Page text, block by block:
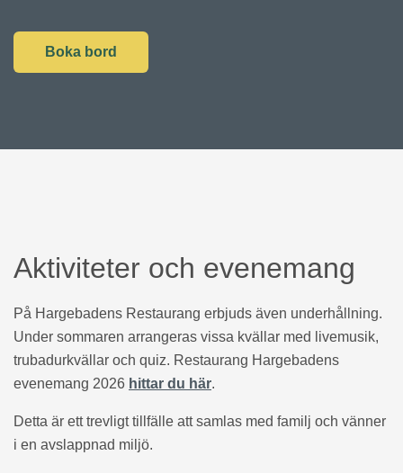
Boka bord
Aktiviteter och evenemang
På Hargebadens Restaurang erbjuds även underhållning.
Under sommaren arrangeras vissa kvällar med livemusik,
trubadurkvällar och quiz. Restaurang Hargebadens
evenemang 2026 hittar du här.
Detta är ett trevligt tillfälle att samlas med familj och vänner
i en avslappnad miljö.